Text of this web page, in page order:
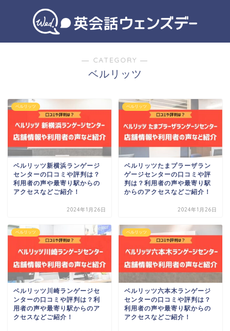
― CATEGORY ―
ベルリッツ
ベルリッツ
ベルリッツ新横浜ランゲージ
センターの口コミや評判は？
利用者の声や最寄り駅からの
アクセスなどご紹介！
2024年1月26日
ベルリッツ
ベルリッツたまプラーザラン
ゲージセンターの口コミや評
判は？利用者の声や最寄り駅
からのアクセスなどご紹介！
2024年1月26日
ベルリッツ
ベルリッツ川崎ランゲージセ
ンターの口コミや評判は？利
用者の声や最寄り駅からのア
クセスなどご紹介！
ベルリッツ
ベルリッツ六本木ランゲージ
センターの口コミや評判は？
利用者の声や最寄り駅からの
アクセスなどご紹介！